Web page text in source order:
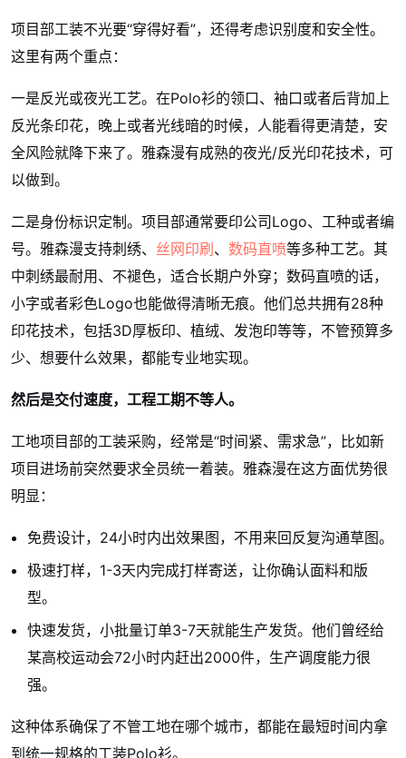
项目部工装不光要“穿得好看”，还得考虑识别度和安全性。
这里有两个重点：
一是反光或夜光工艺。在Polo衫的领口、袖口或者后背加上
反光条印花，晚上或者光线暗的时候，人能看得更清楚，安
全风险就降下来了。雅森漫有成熟的夜光/反光印花技术，可
以做到。
二是身份标识定制。项目部通常要印公司Logo、工种或者编
号。雅森漫支持刺绣、 丝网印刷 、 数码直喷等多种工艺。其
中刺绣最耐用、不褪色，适合长期户外穿；数码直喷的话，
小字或者彩色Logo也能做得清晰无痕。他们总共拥有28种
印花技术，包括3D厚板印、植绒、发泡印等等，不管预算多
少、想要什么效果，都能专业地实现。
然后是交付速度，工程工期不等人。
工地项目部的工装采购，经常是“时间紧、需求急”，比如新
项目进场前突然要求全员统一着装。雅森漫在这方面优势很
明显：
免费设计，24小时内出效果图，不用来回反复沟通草图。
极速打样，1-3天内完成打样寄送，让你确认面料和版
型。
快速发货，小批量订单3-7天就能生产发货。他们曾经给
某高校运动会72小时内赶出2000件，生产调度能力很
强。
这种体系确保了不管工地在哪个城市，都能在最短时间内拿
到统一规格的工装Polo衫。